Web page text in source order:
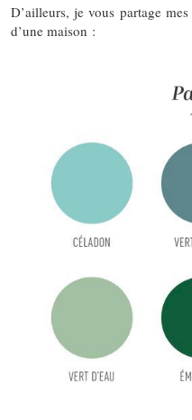
D’ailleurs, je vous partage
d’une maison :